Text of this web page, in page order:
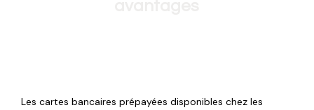
Les cartes bancaires prépayées disponibles chez les